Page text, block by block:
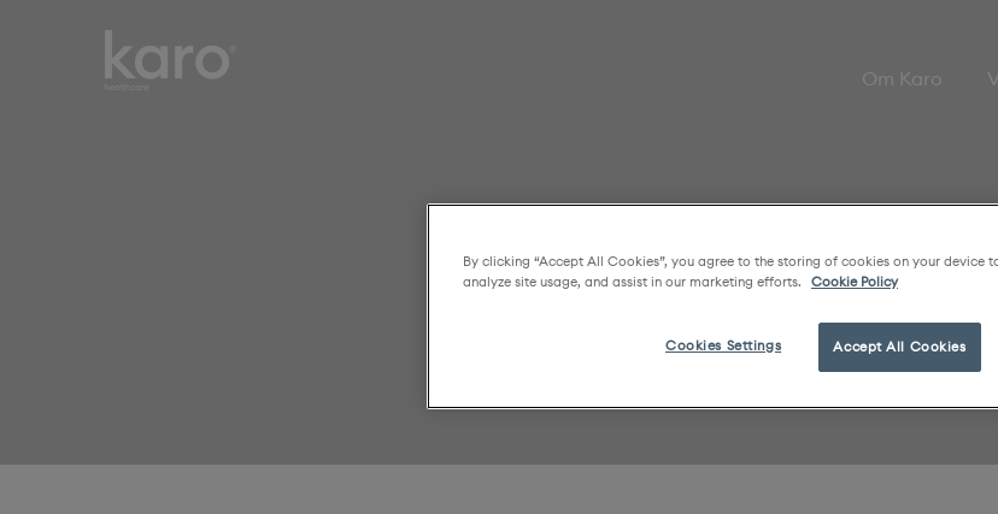
Karo
Healthcare
Smart choices for
everyday healthcare
Om Karo
By clicking “Accept All Cookies”, you agree to the storing of cookies on your device
analyze site usage, and assist in our marketing efforts.
Cookie Policy
Accept All Cookies
Cookies Settings